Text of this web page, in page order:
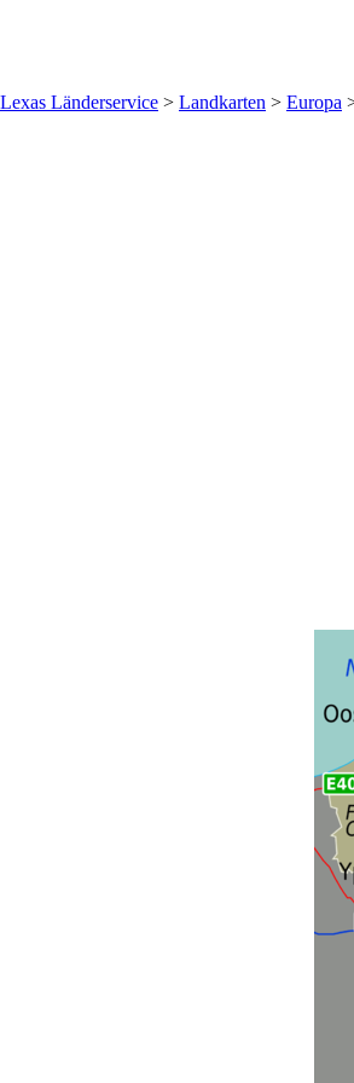
Lexas Länderservice > Landkarten > Europa